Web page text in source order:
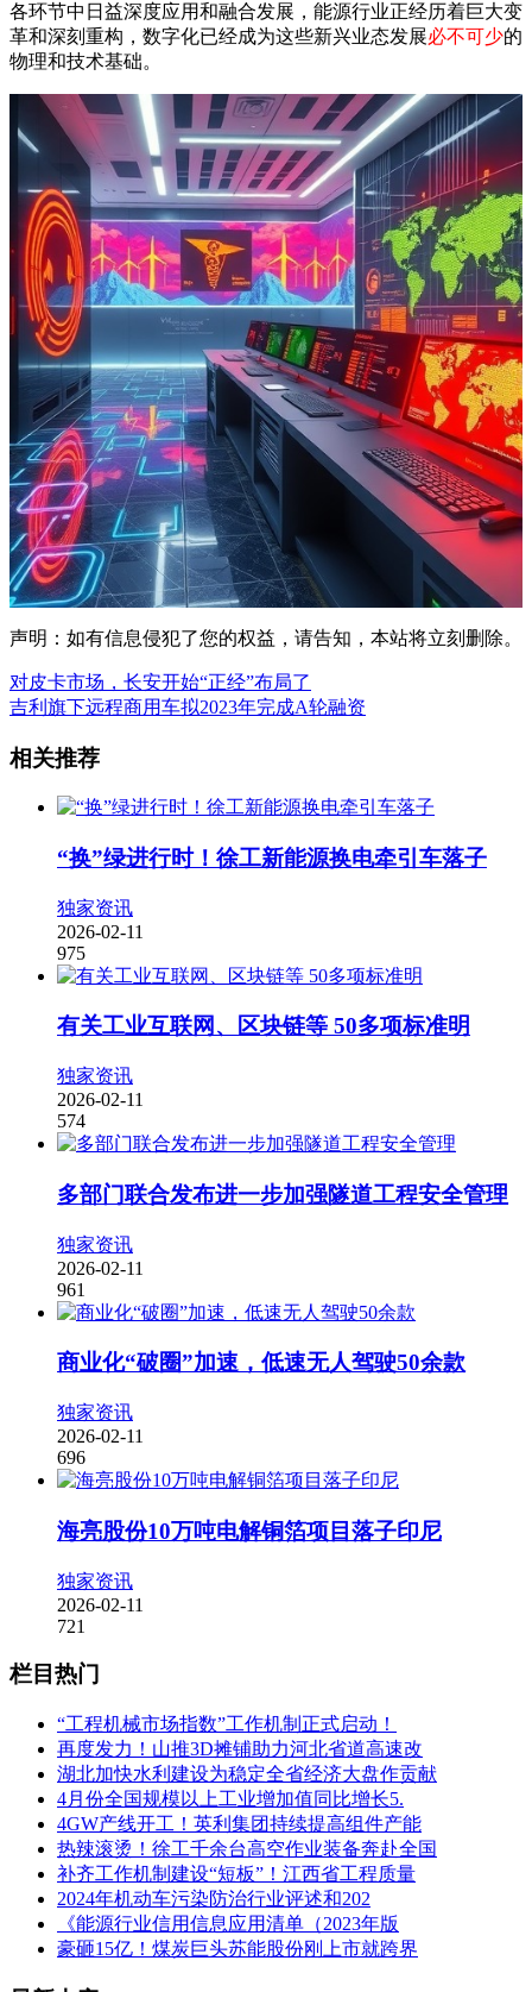
各环节中日益深度应用和融合发展，能源行业正经历着巨大变
革和深刻重构，数字化已经成为这些新兴业态发展必不可少的
物理和技术基础。
声明：如有信息侵犯了您的权益，请告知，本站将立刻删除。
对皮卡市场，长安开始“正经”布局了
吉利旗下远程商用车拟2023年完成A轮融资
相关推荐
“换”绿进行时！徐工新能源换电牵引车落子
独家资讯
2026-02-11
975
有关工业互联网、区块链等 50多项标准明
独家资讯
2026-02-11
574
多部门联合发布进一步加强隧道工程安全管理
独家资讯
2026-02-11
961
商业化“破圈”加速，低速无人驾驶50余款
独家资讯
2026-02-11
696
海亮股份10万吨电解铜箔项目落子印尼
独家资讯
2026-02-11
721
栏目热门
“工程机械市场指数”工作机制正式启动！
再度发力！山推3D摊铺助力河北省道高速改
湖北加快水利建设为稳定全省经济大盘作贡献
4月份全国规模以上工业增加值同比增长5.
4GW产线开工！英利集团持续提高组件产能
热辣滚烫！徐工千余台高空作业装备奔赴全国
补齐工作机制建设“短板”！江西省工程质量
2024年机动车污染防治行业评述和202
《能源行业信用信息应用清单（2023年版
豪砸15亿！煤炭巨头苏能股份刚上市就跨界